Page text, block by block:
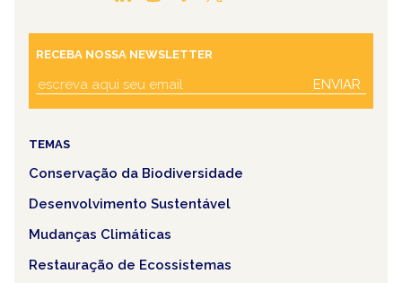
RECEBA NOSSA NEWSLETTER
ENVIAR
TEMAS
Conservação da Biodiversidade
Desenvolvimento Sustentável
Mudanças Climáticas
Restauração de Ecossistemas